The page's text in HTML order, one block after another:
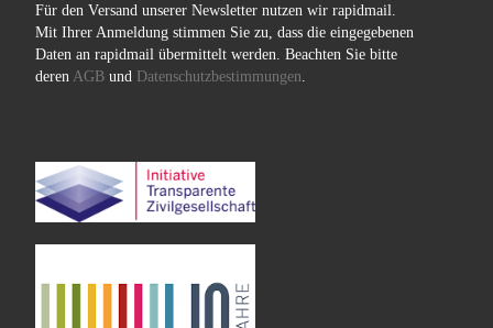
Für den Versand unserer Newsletter nutzen wir rapidmail.
Mit Ihrer Anmeldung stimmen Sie zu, dass die eingegebenen
Daten an rapidmail übermittelt werden. Beachten Sie bitte
deren AGBund Datenschutzbestimmungen